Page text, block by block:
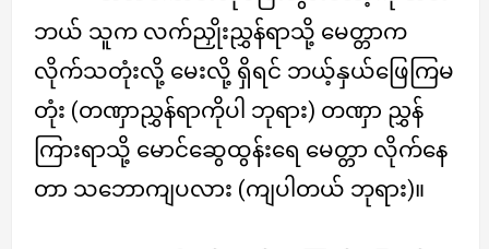
ဘယ် သူက လက်ညှိုးညွှန်ရာသို့ မေတ္တာက
လိုက်သတုံးလို့ မေးလို့ ရှိရင် ဘယ့်နှယ်ဖြေကြမ
တုံး (တဏှာညွှန်ရာကိုပါ ဘုရား) တဏှာ ညွှန်
ကြားရာသို့ မောင်ဆွေထွန်းရေ မေတ္တာ လိုက်နေ
တာ သဘောကျပလား (ကျပါတယ် ဘုရား)။